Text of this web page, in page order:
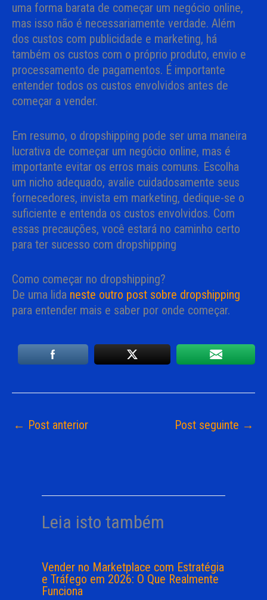
uma forma barata de começar um negócio online,
mas isso não é necessariamente verdade. Além
dos custos com publicidade e marketing, há
também os custos com o próprio produto, envio e
processamento de pagamentos. É importante
entender todos os custos envolvidos antes de
começar a vender.
Em resumo, o dropshipping pode ser uma maneira
lucrativa de começar um negócio online, mas é
importante evitar os erros mais comuns. Escolha
um nicho adequado, avalie cuidadosamente seus
fornecedores, invista em marketing, dedique-se o
suficiente e entenda os custos envolvidos. Com
essas precauções, você estará no caminho certo
para ter sucesso com dropshipping
Como começar no dropshipping?
De uma lida neste outro post sobre dropshipping
para entender mais e saber por onde começar.
← Post anterior Post seguinte →
Leia isto também
Vender no Marketplace com Estratégia
e Tráfego em 2026: O Que Realmente
Funciona